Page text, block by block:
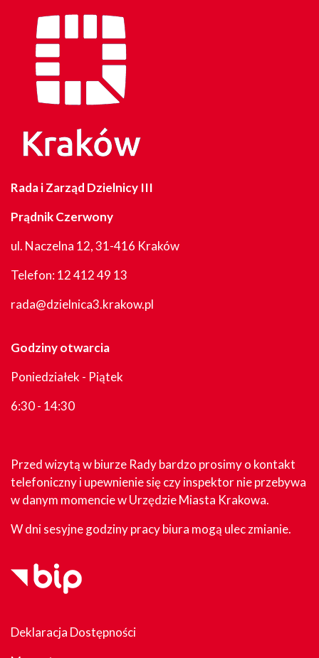
Rada i Zarząd Dzielnicy III
Prądnik Czerwony
ul. Naczelna 12, 31-416 Kraków
Telefon:12 412 49 13
rada@dzielnica3.krakow.pl
Godziny otwarcia
Poniedziałek - Piątek
6:30 - 14:30
Przed wizytą w biurze Rady bardzo prosimy o kontakt
telefoniczny i upewnienie się czy inspektor nie przebywa
w danym momencie w Urzędzie Miasta Krakowa.
W dni sesyjne godziny pracy biura mogą ulec zmianie.
Deklaracja Dostępności